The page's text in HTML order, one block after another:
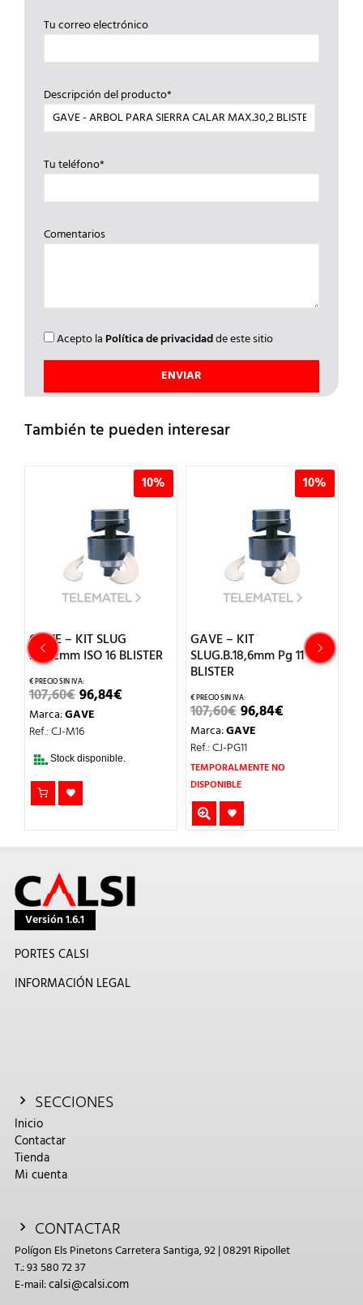
Tu correo electrónico
Descripción del producto*
Tu teléfono*
Comentarios
Acepto la Política de privacidadde este sitio
También te pueden interesar
10%
GAVE – KIT SLUG
B.16,2mm ISO 16 BLISTER
107,60€EL
PRECIO
ORIGINAL
ERA:
96,84€
Marca:GAVE
Ref.: CJ-M16
Stock disponible.
10%
GAVE – KIT
SLUG.B.18,6mm Pg 11
BLISTER
107,60€EL
PRECIO
ORIGINAL
ERA:
107,60€.
96,84€
96,84€.
Marca:GAVE
Ref.: CJ-PG11
TEMPORALMENTE NO
DISPONIBLE
Versión 1.6.1
PORTES CALSI
INFORMACIÓN LEGAL
SECCIONES
Inicio
Contactar
Tienda
Mi cuenta
CONTACTAR
Polígon Els Pinetons Carretera Santiga, 92 | 08291 Ripollet
T.: 93 580 72 37
E-mail:calsi@calsi.com